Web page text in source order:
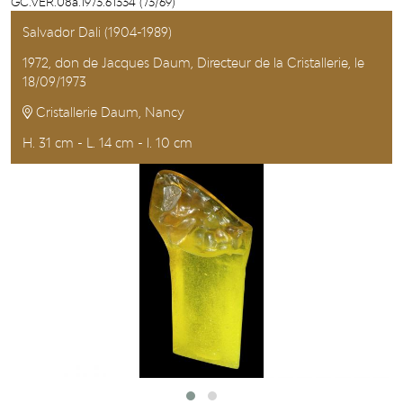
Salvador Dali (1904-1989)
1972, don de Jacques Daum, Directeur de la Cristallerie, le
18/09/1973
Cristallerie Daum, Nancy
H. 31 cm - L. 14 cm - l. 10 cm